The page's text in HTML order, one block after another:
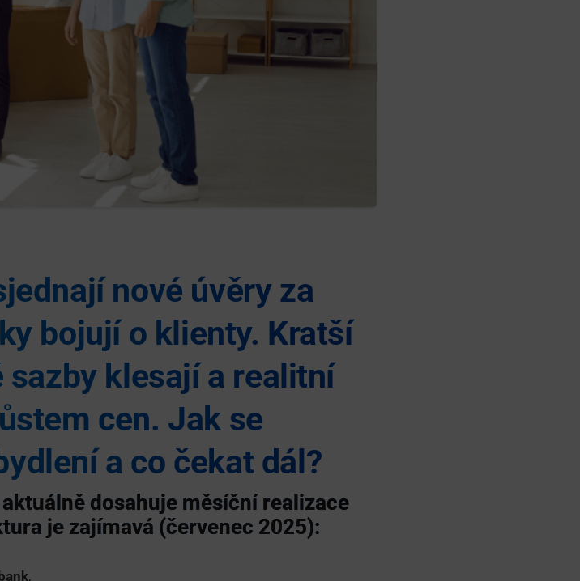
nové úvěry za
bojují o klienty. Kratší
klesají a realitní
cen. Jak se
a co čekat dál?
dosahuje měsíční realizace
je zajímavá (červenec 2025):
,